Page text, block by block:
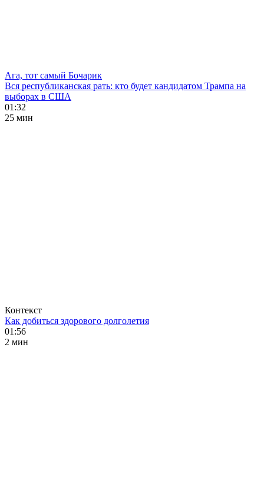
Ага, тот самый Бочарик
Вся республиканская рать: кто будет кандидатом Трампа на
выборах в США
01:32
25 мин
Контекст
Как добиться здорового долголетия
01:56
2 мин